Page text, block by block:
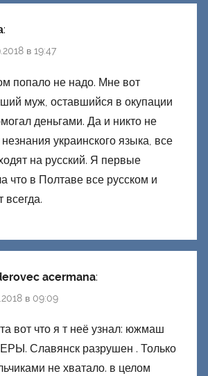
:
в 19:47
попало не надо. Мне вот
муж, оставшийся в окупации
деньгами. Да и никто не
украинского языка, все
на русский. Я первые
что в Полтаве все русском и
всегда.
acermana:
в 09:09
вот что я т неё узнал: южмаш
Славянск разрушен . Только
не хватало. в целом